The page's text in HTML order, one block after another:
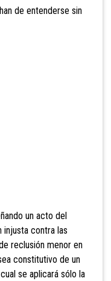
de entenderse sin
un acto del
contra las
reclusión menor en
constitutivo de un
se aplicará sólo la